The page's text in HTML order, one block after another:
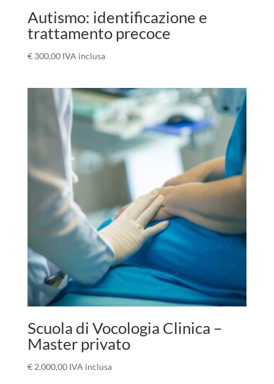
Autismo: identificazione e
trattamento precoce
€300,00 IVA inclusa
Scuola di Vocologia Clinica –
Master privato
€2.000,00 IVA inclusa